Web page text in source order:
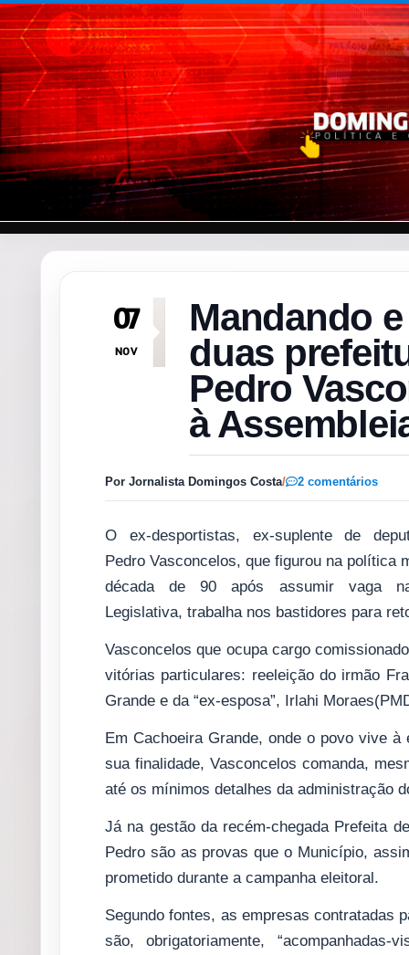
Pular para o conteúdo
07
NOV
Mandando
duas
Pedro
à
Por Jornalista Domingos Costa/ 2 comentários
O ex-desportistas, ex-suplente de
Pedro Vasconcelos, que figurou na política
década de 90 após assumir vaga
Legislativa, trabalha nos bastidores para
Vasconcelos que ocupa cargo
vitórias particulares: reeleição do irmão
Grande e da “ex-esposa”, Irlahi
Em Cachoeira Grande, onde o povo vive
sua finalidade, Vasconcelos comanda,
até os mínimos detalhes da administração
Já na gestão da recém-chegada Prefeita
Pedro são as provas que o Município,
prometido durante a campanha eleitoral.
Segundo fontes, as empresas contratadas
são, obrigatoriamente, “acompanhadas-